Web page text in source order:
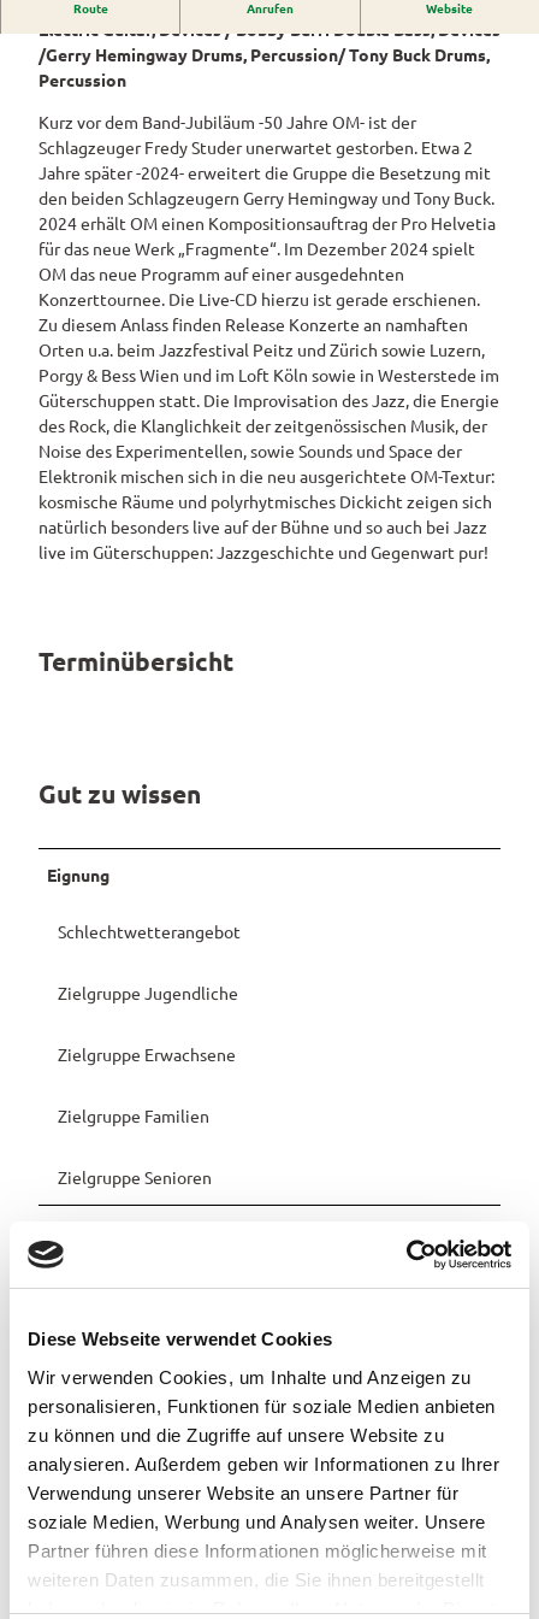
Diese Webseite verwendet Cookies
Wir verwenden Cookies, um Inhalte und Anzeigen zu
personalisieren, Funktionen für soziale Medien anbieten
zu können und die Zugriffe auf unsere Website zu
analysieren. Außerdem geben wir Informationen zu Ihrer
Verwendung unserer Website an unsere Partner für
soziale Medien, Werbung und Analysen weiter. Unsere
Partner führen diese Informationen möglicherweise mit
weiteren Daten zusammen, die Sie ihnen bereitgestellt
haben oder die sie im Rahmen Ihrer Nutzung der Dienste
Westerstede
Wiefelstede
ngebote
und Navigation
Rennradtouren
Service
Alle
Theme
n
Radwa
nderkar
ten
verleih
E-Bike-
Ladesta
tionen
ADFC
Routen
paten
Überblick
Parklandschaft
Park der Gärten
Rhododendron
park Hobbie
Rhododendron
park Gristede
Landschaftsfenster
Tage
des
offenen
Gartens
Alle
Themen
Freizeit
Alle
Theme
n
Wasser
aktivitä
ten
Familie
n- und
Kindera
ktivität
en
Hörstationen
Gesundheit
Regionale
Spezialitäten
Gastronomie
Veranstaltungen
& Führungen
Veranstaltungskalender
Führungen
STADTRADELN
Service
Alle
Themen
Prospektbestellung
Kartenbestellung
Barrierefrei
Reiserücktrittsversicherung
Anreise
Kontakt
Buchen
Alle
Themen
Unterkunftsübersicht
Hotels
Ferienwohnungen
Ferienhäuser
Camping
und
Reisemobil
Route Anrufen Website
Electric Guitar, Devices / Bobby Burri Double Bass, Devices
/Gerry Hemingway Drums, Percussion/ Tony Buck Drums,
Percussion
Kurz vor dem Band-Jubiläum -50 Jahre OM- ist der
Schlagzeuger Fredy Studer unerwartet gestorben. Etwa 2
Jahre später -2024- erweitert die Gruppe die Besetzung mit
den beiden Schlagzeugern Gerry Hemingway und Tony Buck.
2024 erhält OM einen Kompositionsauftrag der Pro Helvetia
für das neue Werk „Fragmente“. Im Dezember 2024 spielt
OM das neue Programm auf einer ausgedehnten
Konzerttournee. Die Live-CD hierzu ist gerade erschienen.
Zu diesem Anlass finden Release Konzerte an namhaften
Orten u.a. beim Jazzfestival Peitz und Zürich sowie Luzern,
Porgy & Bess Wien und im Loft Köln sowie in Westerstede im
Güterschuppen statt. Die Improvisation des Jazz, die Energie
des Rock, die Klanglichkeit der zeitgenössischen Musik, der
Noise des Experimentellen, sowie Sounds und Space der
Elektronik mischen sich in die neu ausgerichtete OM-Textur:
kosmische Räume und polyrhytmisches Dickicht zeigen sich
natürlich besonders live auf der Bühne und so auch bei Jazz
live im Güterschuppen: Jazzgeschichte und Gegenwart pur!
Terminübersicht
Gut zu wissen
Eignung
Schlechtwetterangebot
Zielgruppe Jugendliche
Zielgruppe Erwachsene
Zielgruppe Familien
Zielgruppe Senioren
Deutsch, Schwedisch
Organisation
Stadt Westerstede
Lizenz (Stammdaten)
Stadt Westerstede